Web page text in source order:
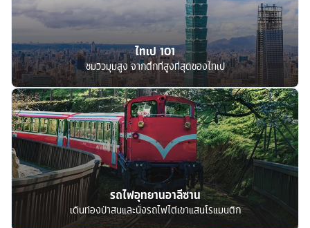
ไทเป 101
ชมวิวมุมสูง จากตึกที่สูงที่สุดของไทเป
รถไฟอุทยานอาลีซาน
เดินท่องป่าสนและนั่งรถไฟไต่เขาแสนโรแมนติก